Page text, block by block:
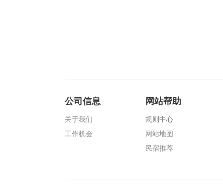
公司信息
关于我们
工作机会
网站帮助
规则中心
网站地图
民宿推荐